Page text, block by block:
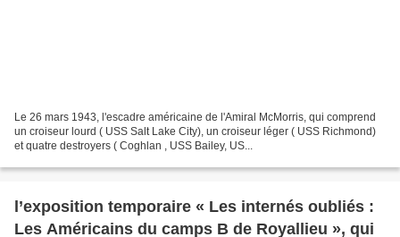
Le 26 mars 1943, l'escadre américaine de l'Amiral McMorris, qui comprend
un croiseur lourd ( USS Salt Lake City), un croiseur léger ( USS Richmond)
et quatre destroyers ( Coghlan , USS Bailey, US...
l’exposition temporaire « Les internés oubliés :
Les Américains du camps B de Royallieu », qui